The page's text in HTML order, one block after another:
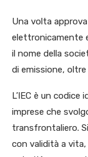
Una volta
elettronicamente
il nome della
di emissione, oltre
L’IEC è un
imprese che
transfrontaliero.
con validità a vita,